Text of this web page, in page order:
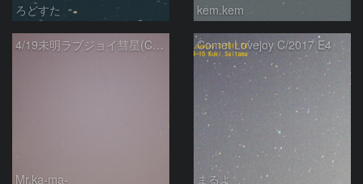
ろどすた kem.kem
4/19未明ラブジョイ彗星(C/2017E4)とM31
Mr.ka-ma-
Comet Lovejoy C/2017 E4
まるよ